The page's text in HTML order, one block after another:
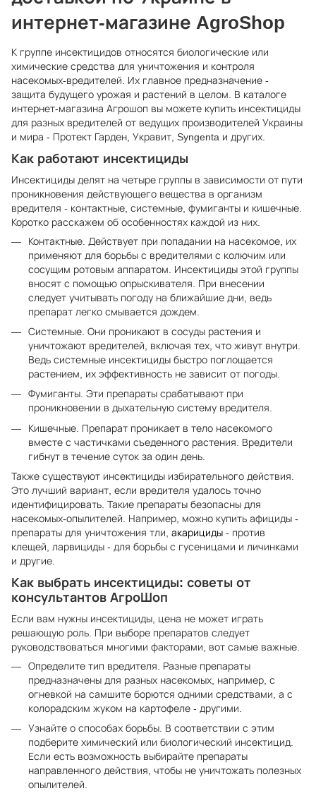
интернет-магазине AgroShop
К группе инсектицидов относятся биологические или
химические средства для уничтожения и контроля
насекомых-вредителей. Их главное предназначение -
защита будущего урожая и растений в целом. В каталоге
интернет-магазина Агрошоп вы можете купить инсектициды
для разных вредителей от ведущих производителей Украины
и мира - Протект Гарден, Укравит, Syngenta и других.
Как работают инсектициды
Инсектициды делят на четыре группы в зависимости от пути
проникновения действующего вещества в организм
вредителя - контактные, системные, фумиганты и кишечные.
Коротко расскажем об особенностях каждой из них.
Контактные. Действует при попадании на насекомое, их
применяют для борьбы с вредителями с колючим или
сосущим ротовым аппаратом. Инсектициды этой группы
вносят с помощью опрыскивателя. При внесении
следует учитывать погоду на ближайшие дни, ведь
препарат легко смывается дождем.
Системные. Они проникают в сосуды растения и
уничтожают вредителей, включая тех, что живут внутри.
Ведь системные инсектициды быстро поглощается
растением, их эффективность не зависит от погоды.
Фумиганты. Эти препараты срабатывают при
проникновении в дыхательную систему вредителя.
Кишечные. Препарат проникает в тело насекомого
вместе с частичками съеденного растения. Вредители
гибнут в течение суток за один день.
Также существуют инсектициды избирательного действия.
Это лучший вариант, если вредителя удалось точно
идентифицировать. Такие препараты безопасны для
насекомых-опылителей. Например, можно купить афициды -
препараты для уничтожения тли, акарициды - против
клещей, ларвициды - для борьбы с гусеницами и личинками
и другие.
Как выбрать инсектициды: советы от
консультантов АгроШоп
Если вам нужны инсектициды, цена не может играть
решающую роль. При выборе препаратов следует
руководствоваться многими факторами, вот самые важные.
Определите тип вредителя. Разные препараты
предназначены для разных насекомых, например, с
огневкой на самшите борются одними средствами, а с
колорадским жуком на картофеле - другими.
Узнайте о способах борьбы. В соответствии с этим
подберите химический или биологический инсектицид.
Если есть возможность выбирайте препараты
направленного действия, чтобы не уничтожать полезных
опылителей.